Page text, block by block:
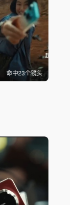
命中23个镜头